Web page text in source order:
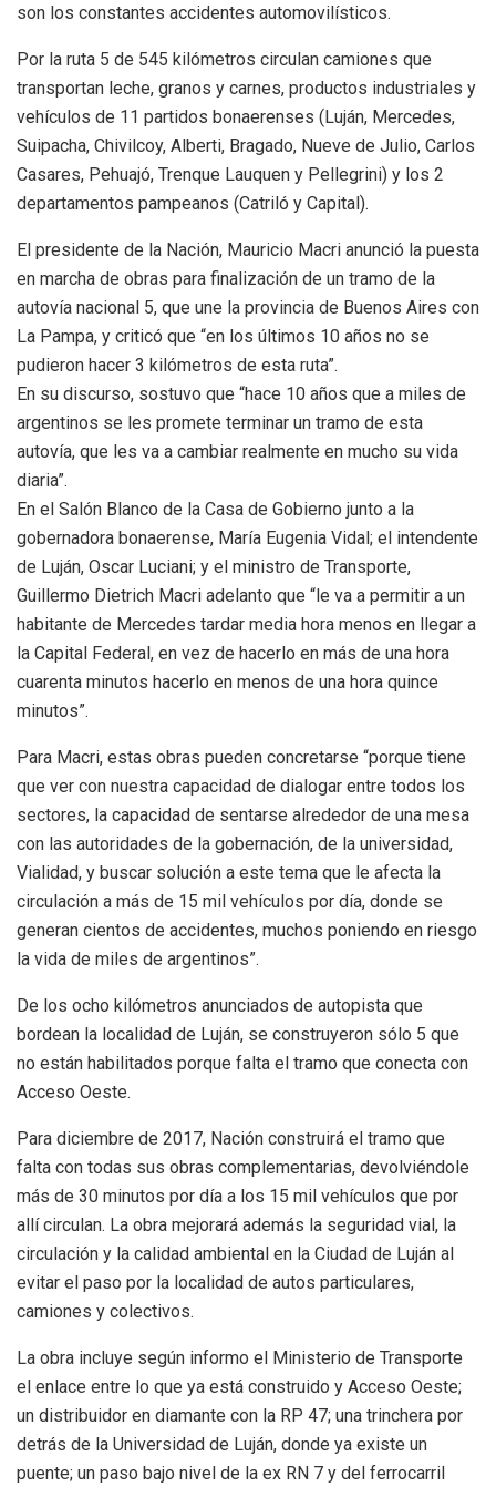
son los constantes accidentes automovilísticos.
Por la ruta 5 de 545 kilómetros circulan camiones que
transportan leche, granos y carnes, productos industriales y
vehículos de 11 partidos bonaerenses (Luján, Mercedes,
Suipacha, Chivilcoy, Alberti, Bragado, Nueve de Julio, Carlos
Casares, Pehuajó, Trenque Lauquen y Pellegrini) y los 2
departamentos pampeanos (Catriló y Capital).
El presidente de la Nación, Mauricio Macri anunció la puesta
en marcha de obras para finalización de un tramo de la
autovía nacional 5, que une la provincia de Buenos Aires con
La Pampa, y criticó que “en los últimos 10 años no se
pudieron hacer 3 kilómetros de esta ruta”.
En su discurso, sostuvo que “hace 10 años que a miles de
argentinos se les promete terminar un tramo de esta
autovía, que les va a cambiar realmente en mucho su vida
diaria”.
En el Salón Blanco de la Casa de Gobierno junto a la
gobernadora bonaerense, María Eugenia Vidal; el intendente
de Luján, Oscar Luciani; y el ministro de Transporte,
Guillermo Dietrich Macri adelanto que “le va a permitir a un
habitante de Mercedes tardar media hora menos en llegar a
la Capital Federal, en vez de hacerlo en más de una hora
cuarenta minutos hacerlo en menos de una hora quince
minutos”.
Para Macri, estas obras pueden concretarse “porque tiene
que ver con nuestra capacidad de dialogar entre todos los
sectores, la capacidad de sentarse alrededor de una mesa
con las autoridades de la gobernación, de la universidad,
Vialidad, y buscar solución a este tema que le afecta la
circulación a más de 15 mil vehículos por día, donde se
generan cientos de accidentes, muchos poniendo en riesgo
la vida de miles de argentinos”.
De los ocho kilómetros anunciados de autopista que
bordean la localidad de Luján, se construyeron sólo 5 que
no están habilitados porque falta el tramo que conecta con
Acceso Oeste.
Para diciembre de 2017, Nación construirá el tramo que
falta con todas sus obras complementarias, devolviéndole
más de 30 minutos por día a los 15 mil vehículos que por
allí circulan. La obra mejorará además la seguridad vial, la
circulación y la calidad ambiental en la Ciudad de Luján al
evitar el paso por la localidad de autos particulares,
camiones y colectivos.
La obra incluye según informo el Ministerio de Transporte
el enlace entre lo que ya está construido y Acceso Oeste;
un distribuidor en diamante con la RP 47; una trinchera por
detrás de la Universidad de Luján, donde ya existe un
puente; un paso bajo nivel de la ex RN 7 y del ferrocarril